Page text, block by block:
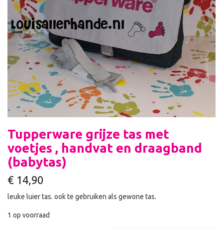
Tupperware grijze tas met
voetjes , handvat en draagband
(babytas)
€ 14,90
leuke luier tas. ook te gebruiken als gewone tas.
1 op voorraad